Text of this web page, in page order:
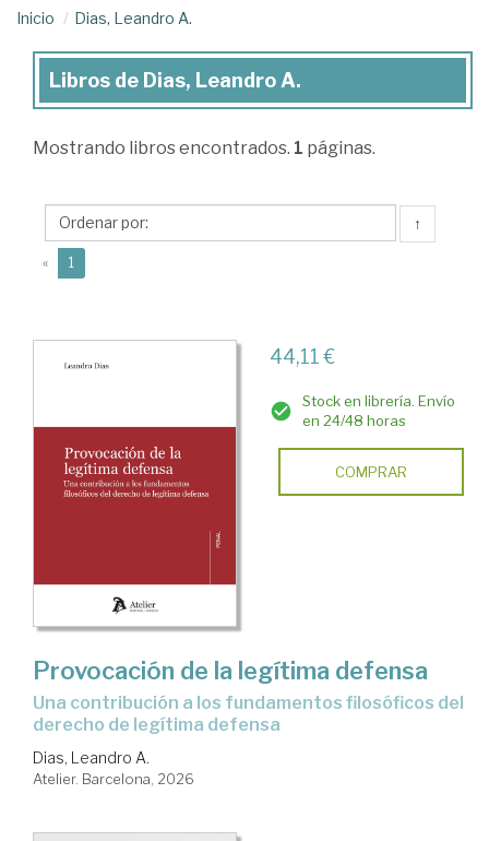
Inicio Dias, Leandro A.
Libros
Dias,
Libros de Dias, Leandro A.
Mostrando libros encontrados. 1 páginas.
↑
« 1
44,11 €
Stock en librería. Envío
en 24/48 horas
COMPRAR
Provocación de la legítima defensa
una contribución a los fundamentos filosóficos del
derecho de legítima defensa
Dias, Leandro A.
Atelier. Barcelona, 2026